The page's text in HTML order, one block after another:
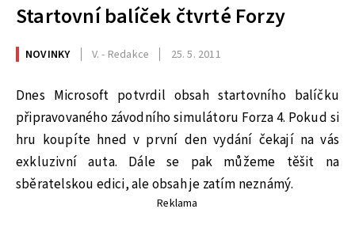
Startovní balíček čtvrté Forzy
NOVINKY V. - Redakce 25. 5. 2011
Dnes Microsoft potvrdil obsah startovního balíčku
připravovaného závodního simulátoru Forza 4. Pokud si
hru koupíte hned v první den vydání čekají na vás
exkluzivní auta. Dále se pak můžeme těšit na
sběratelskou edici, ale obsah je zatím neznámý.
Reklama